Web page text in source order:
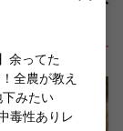
余ってた
全農が教え
みたい
毒性ありレ